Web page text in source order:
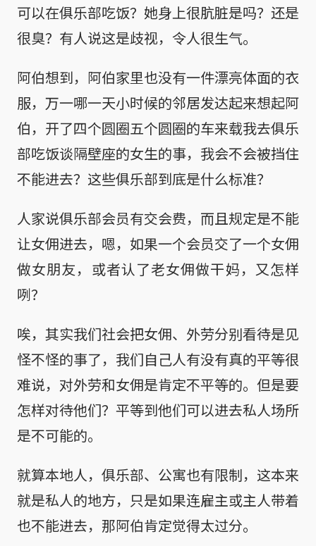
可以在俱乐部吃饭？她身上很肮脏是吗？还是
很臭？有人说这是歧视，令人很生气。
阿伯想到，阿伯家里也没有一件漂亮体面的衣
服，万一哪一天小时候的邻居发达起来想起阿
伯，开了四个圆圈五个圆圈的车来载我去俱乐
部吃饭谈隔壁座的女生的事，我会不会被挡住
不能进去？这些俱乐部到底是什么标准？
人家说俱乐部会员有交会费，而且规定是不能
让女佣进去，嗯，如果一个会员交了一个女佣
做女朋友，或者认了老女佣做干妈，又怎样
咧？
唉，其实我们社会把女佣、外劳分别看待是见
怪不怪的事了，我们自己人有没有真的平等很
难说，对外劳和女佣是肯定不平等的。但是要
怎样对待他们？平等到他们可以进去私人场所
是不可能的。
就算本地人，俱乐部、公寓也有限制，这本来
就是私人的地方，只是如果连雇主或主人带着
也不能进去，那阿伯肯定觉得太过分。